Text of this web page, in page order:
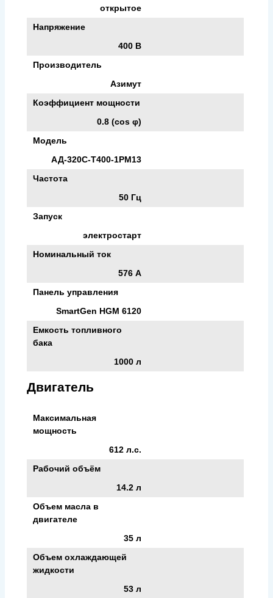
открытое
Напряжение
400 В
Производитель
Азимут
Коэффициент мощности
0.8 (cos φ)
Модель
АД-320С-Т400-1РМ13
Частота
50 Гц
Запуск
электростарт
Номинальный ток
576 А
Панель управления
SmartGen HGM 6120
Емкость топливного
бака
1000 л
Двигатель
Максимальная
мощность
612 л.с.
Рабочий объём
14.2 л
Объем масла в
двигателе
35 л
Объем охлаждающей
жидкости
53 л